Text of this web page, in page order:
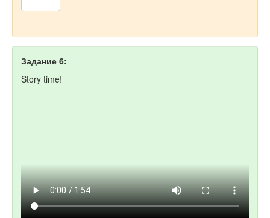
Задание 6:
Story time!